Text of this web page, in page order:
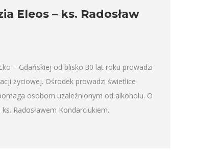
Eleos – ks. Radosław
– Gdańskiej od blisko 30 lat roku prowadzi
życiowej. Ośrodek prowadzi świetlice
osobom uzależnionym od alkoholu. O
Radosławem Kondarciukiem.